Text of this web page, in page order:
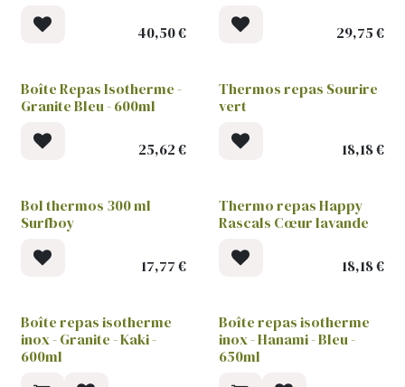
40,50€ 29,75€
Boîte Repas Isotherme -
Granite Bleu - 600ml
25,62€
Thermos repas Sourire
vert
18,18€
Bol thermos 300 ml
Surfboy
17,77€
Thermo repas Happy
Rascals Cœur lavande
18,18€
Boîte repas isotherme
inox - Granite - Kaki -
600ml
Boîte repas isotherme
inox - Hanami - Bleu -
650ml